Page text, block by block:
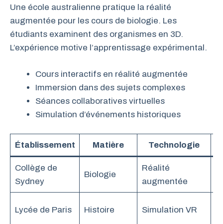
Une école australienne pratique la réalité
augmentée pour les cours de biologie. Les
étudiants examinent des organismes en 3D.
L’expérience motive l’apprentissage expérimental.
Cours interactifs en réalité augmentée
Immersion dans des sujets complexes
Séances collaboratives virtuelles
Simulation d’événements historiques
Établissement Matière Technologie
Collège de
Sydney
Biologie
Réalité
augmentée
Lycée de Paris Histoire Simulation VR